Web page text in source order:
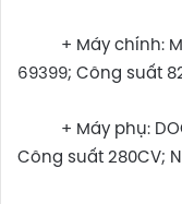
+ Máy chính:
69399; Công suất
+ Máy phụ:
Công suất 280CV;